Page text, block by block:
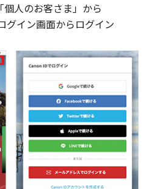
人のお客さま」から
グイン画面からログイン